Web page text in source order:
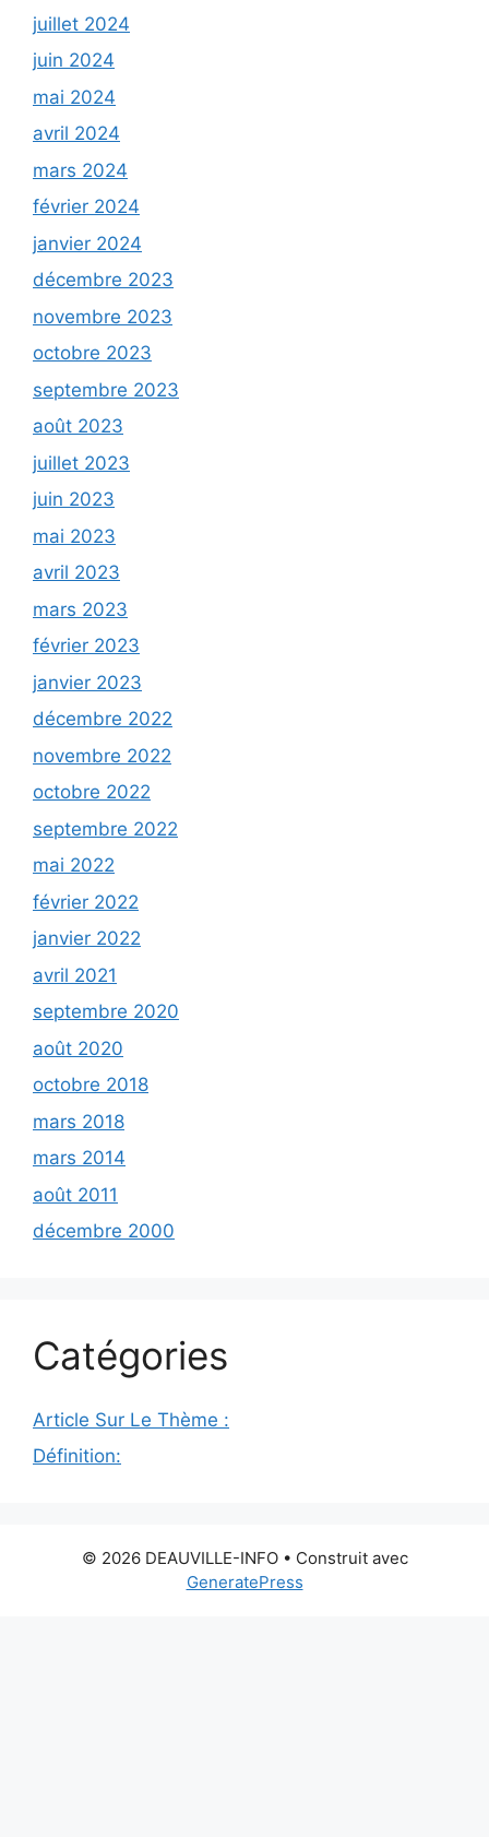
juillet 2024
juin 2024
mai 2024
avril 2024
mars 2024
février 2024
janvier 2024
décembre 2023
novembre 2023
octobre 2023
septembre 2023
août 2023
juillet 2023
juin 2023
mai 2023
avril 2023
mars 2023
février 2023
janvier 2023
décembre 2022
novembre 2022
octobre 2022
septembre 2022
mai 2022
février 2022
janvier 2022
avril 2021
septembre 2020
août 2020
octobre 2018
mars 2018
mars 2014
août 2011
décembre 2000
Catégories
Article Sur Le Thème :
Définition:
© 2026 DEAUVILLE-INFO• Construit avec
GeneratePress